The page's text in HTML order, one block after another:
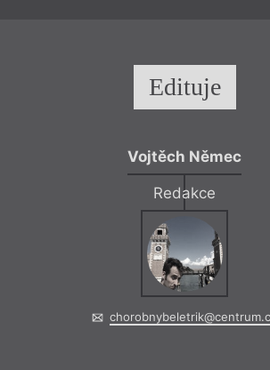
Edituje
Vojtěch Němec
Redakce